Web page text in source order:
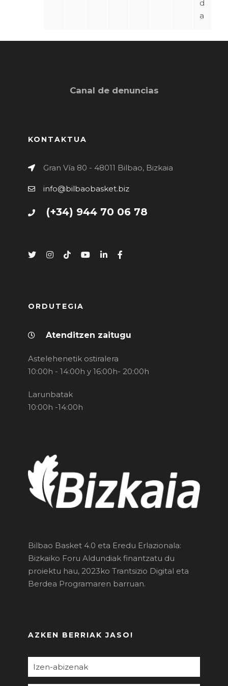
d
a
Canal de denuncias
KONTAKTUA
Gran Vía 80 - 48011 Bilbao, Bizkaia
info@bilbaobasket.biz
(+34) 944 70 06 78
ORDUTEGIA
Atenditzen zaitugu
Astelehenetik ostiralera
10:00h - 14:00h y 16:00h- 20:00h
Larunbatak
10:00h -14:00h
Bilbao Basket 4.0 eta Eredu Erlazionala:
Bizkaiko Foru Aldundiak finantzatu du
proiektu hau, 2023ko Trantsizio Digital eta
Berdea Programaren barruan.
AZKEN BERRIAK JASO!